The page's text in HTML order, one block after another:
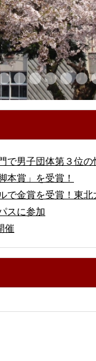
で男子団体第３位の
本賞」を受賞！
で金賞を受賞！東北
スに参加
催